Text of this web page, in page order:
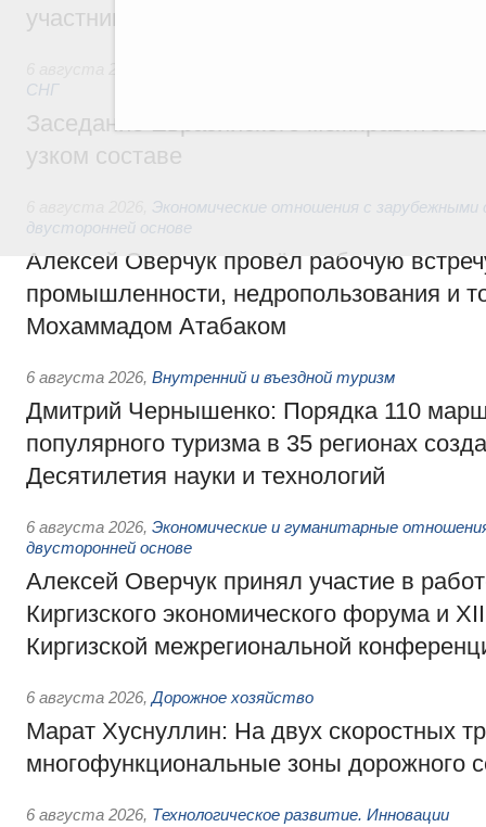
участников проекта «Кольцо открытий»
СНГ
Заседание Евразийского
узком составе
Экономические отношения с
двусторонней основе
Алексей Оверчук провёл рабочую
промышленности, недропользования и
Мохаммадом Атабаком
6 августа 2026, Внутренний и въездной туризм
Дмитрий Чернышенко: Порядка 110
популярного туризма в 35 регионах
Десятилетия науки и технологий
6 августа 2026, Экономические и гуманитарные
двусторонней основе
Алексей Оверчук принял участие в
Киргизского экономического форума и
Киргизской межрегиональной
6 августа 2026, Дорожное хозяйство
Марат Хуснуллин: На двух скоростных
многофункциональные зоны дорожного
6 августа 2026, Технологическое развитие. Инновации